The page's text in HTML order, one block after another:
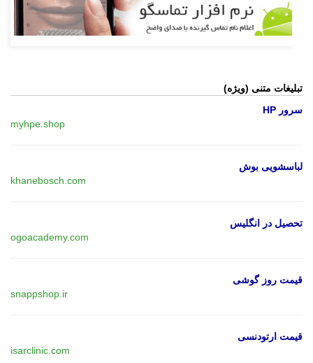
تبلیغات متنی (ویژه)
سرور HP
myhpe.shop
لباسشویی بوش
khanebosch.com
تحصیل در انگلیس
ogoacademy.com
قیمت روز گوشی
snappshop.ir
قیمت ارتودنسی
isarclinic.com